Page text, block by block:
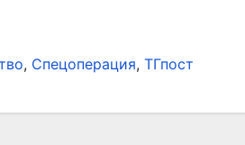
, Спецоперация, ТГпост